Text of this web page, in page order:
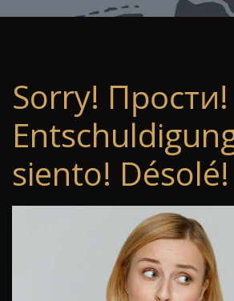
Sorry! Прости!
siento! Désolé!